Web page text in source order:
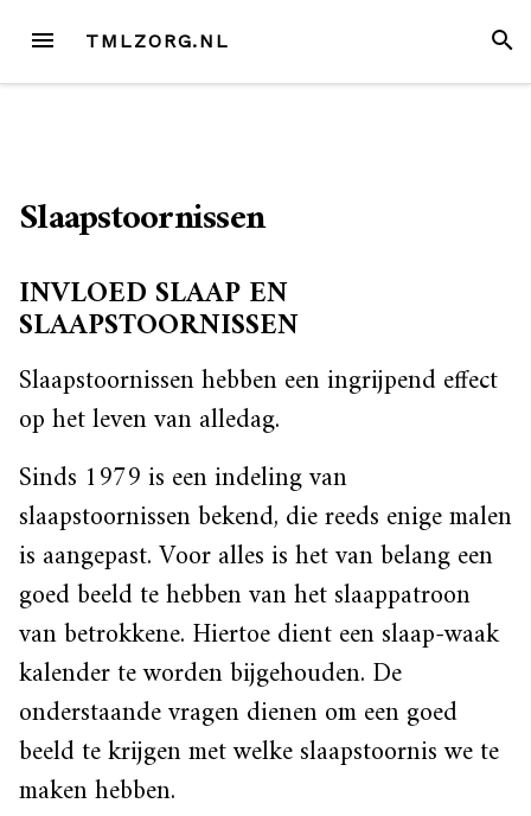
content
MENU TMLZORG.NL
Slaapstoornissen
INVLOED SLAAP EN
SLAAPSTOORNISSEN
Slaapstoornissen hebben een ingrijpend effect
op het leven van alledag.
Sinds 1979 is een indeling van
slaapstoornissen bekend, die reeds enige malen
is aangepast. Voor alles is het van belang een
goed beeld te hebben van het slaappatroon
van betrokkene. Hiertoe dient een slaap-waak
kalender te worden bijgehouden. De
onderstaande vragen dienen om een goed
beeld te krijgen met welke slaapstoornis we te
maken hebben.